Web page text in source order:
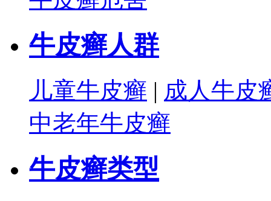
牛皮癣人群
儿童牛皮癣 | 成人牛皮
中老年牛皮癣
牛皮癣类型